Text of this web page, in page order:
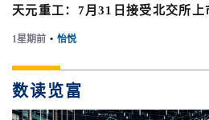
天元重工：7月31日接受北交所上
1星期前 • 怡悦
数读览富